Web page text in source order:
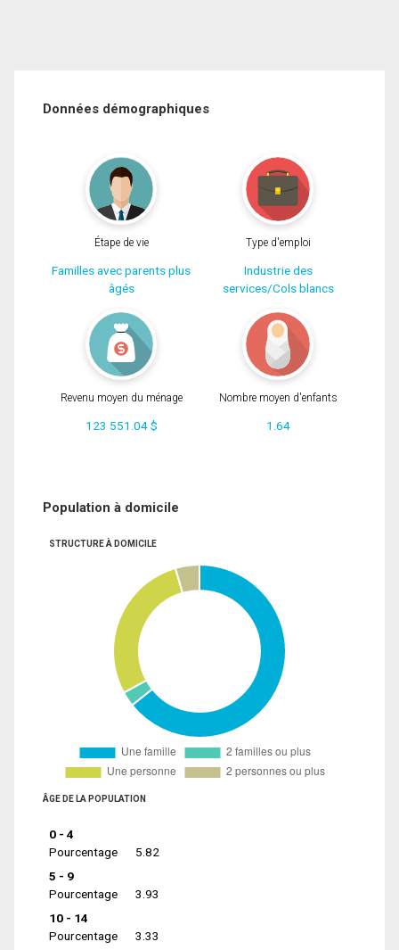
Données démographiques
Étape de vie
Familles avec parents plus
âgés
Type d'emploi
Industrie des
services/Cols blancs
Revenu moyen du ménage
123 551.04 $
Nombre moyen d'enfants
1.64
Population à domicile
STRUCTURE À DOMICILE
ÂGE DE LA POPULATION
0 - 4
Pourcentage
5.82
5 - 9
Pourcentage
3.93
10 - 14
Pourcentage
3.33